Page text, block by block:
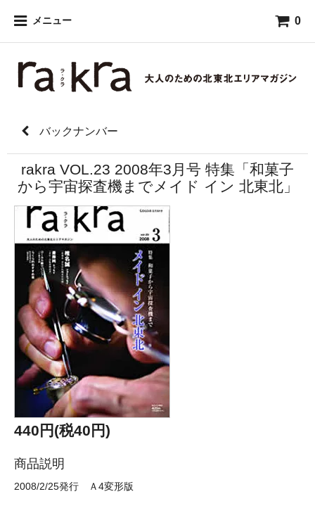
メニュー 0
バックナンバー
rakra VOL.23 2008年3月号 特集「和菓子
から宇宙探査機までメイド イン 北東北」
440円(税40円)
商品説明
2008/2/25発行 Ａ4変形版